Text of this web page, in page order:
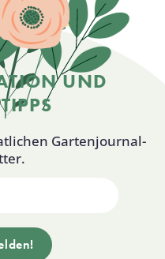
UND
Gartenjournal-